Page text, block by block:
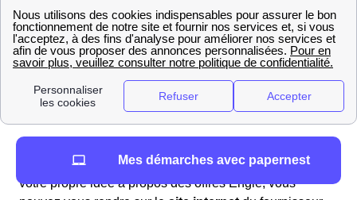
Jusqu’en juin 2023, Engie était lefournisseur
historique du Tarif Réglementé de Vente(TRV) sur le
réseau GRDF. Avec l’abrogation de ces tarifs, la
Commission de Régulation de l’Énergie (CRE) a
introduit un nouveauprix repère du gaz.
Ainsi, si en tant quele Méounaisvous voulez vous faire
votre propre idée à propos des offres Engie, vous
Mes démarches avec papernest